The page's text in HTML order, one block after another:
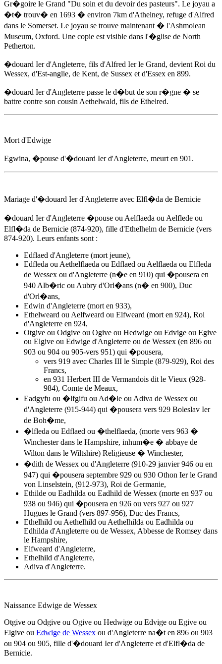
Gr�goire le Grand "Du soin et du devoir des pasteurs". Le joyau a
�t� trouv� en 1693 � environ 7km d'Athelney, refuge d'Alfred
dans le Somerset. Le joyau se trouve maintenant � l'Ashmolean
Museum, Oxford. Une copie est visible dans l'�glise de North
Petherton.
�douard Ier d'Angleterre, fils d'Alfred Ier le Grand, devient Roi du
Wessex, d'Est-anglie, de Kent, de Sussex et d'Essex en 899.
�douard Ier d'Angleterre passe le d�but de son r�gne � se
battre contre son cousin Aethelwald, fils de Ethelred.
Mort d'Edwige
Egwina, �pouse d'�douard Ier d'Angleterre, meurt en 901 .
Mariage d'�douard Ier d'Angleterre avec Elfl�da de Bernicie
�douard Ier d'Angleterre �pouse ou Aelflaeda ou Aelflede ou
Elfl�da de Bernicie (874-920), fille d'Ethelhelm de Bernicie (vers
874-920). Leurs enfants sont :
Edflaed d'Angleterre (mort jeune),
Edfleda ou Aethelflaeda ou Edflaed ou Aelflaeda ou Elfleda
de Wessex ou d'Angleterre (n�e en 910) qui �pousera en
940 Alb�ric ou Aubry d'Orl�ans (n� en 900), Duc
d'Orl�ans,
Edwin d'Angleterre (mort en 933),
Ethelweard ou Aelfweard ou Elfweard (mort en 924), Roi
d'Angleterre en 924,
Otgive ou Odgive ou Ogive ou Hedwige ou Edvige ou Egive
ou Elgive ou Edwige d'Angleterre ou de Wessex (en 896 ou
903 ou 904 ou 905-vers 951) qui �pousera,
vers 919 avec Charles III le Simple (879-929), Roi des
Francs,
en 931 Herbert III de Vermandois dit le Vieux (928-
984), Comte de Meaux,
Eadgyfu ou �lfgifu ou Ad�le ou Adiva de Wessex ou
d'Angleterre (915-944) qui �pousera vers 929 Boleslav Ier
de Boh�me,
�lfleda ou Edflaed ou �thelflaeda, (morte vers 963 �
Winchester dans le Hampshire, inhum�e � abbaye de
Wilton dans le Wiltshire) Religieuse � Winchester,
�dith de Wessex ou d'Angleterre (910-29 janvier 946 ou en
947) qui �pousera septembre 929 ou 930 Othon Ier le Grand
von Linselstein, (912-973), Roi de Germanie,
Ethilde ou Eadhilda ou Eadhild de Wessex (morte en 937 ou
938 ou 946) qui �pousera en 926 ou vers 927 ou 927
Hugues le Grand (vers 897-956), Duc des Francs,
Ethelhild ou Aethelhild ou Aethelhilda ou Eadhilda ou
Edhilda d'Angleterre ou de Wessex, Abbesse de Romsey dans
le Hampshire,
Elfweard d'Angleterre,
Ethelhild d'Angleterre,
Adiva d'Angleterre.
Naissance Edwige de Wessex
Otgive ou Odgive ou Ogive ou Hedwige ou Edvige ou Egive ou
Elgive ou Edwige de Wessex ou d'Angleterre na�t en 896 ou 903
ou 904 ou 905, fille d'�douard Ier d'Angleterre et d'Elfl�da de
Bernicie.